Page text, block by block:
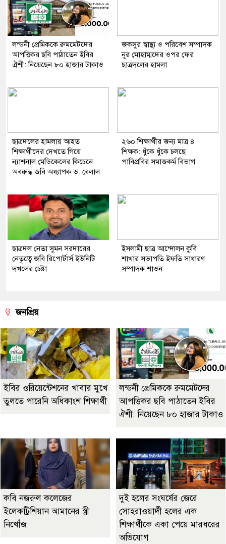
লন্ডনী প্রেমিককে রুমমেটদের
আপত্তিকর ছবি পাঠাতেন ইবির
ঐশী: নিয়েছেন ৮০ হাজার টাকাও
জকসুর স্বাস্থ্য ও পরিবেশ সম্পাদক
নূর মোহাম্মদের ওপর ফের
ছাত্রদলের হামলা
ছাত্রদলের হামলায় আহত
শিক্ষার্থীদের দেখতে গিয়ে
ন্যাশনাল মেডিকেলের কিচেনে
অবরুদ্ধ জবি অধ্যাপক ড. বেলাল
২৬০ শিক্ষার্থীর জন্য মাত্র ৪
শিক্ষক: ধুঁকে ধুঁকে চলছে
পাবিপ্রবির সমাজকর্ম বিভাগ
ছাত্রদল নেতা সুমন সরদারের
নেতৃত্বে জবি রিপোর্টার্স ইউনিটি
দখলের চেষ্টা
ইসলামী ছাত্র আন্দোলন কুবি
শাখার সভাপতি ইফতি সাধারণ
সম্পাদক শাওন
জনপ্রিয়
ইবির ওরিয়েন্টেশনের খাবার মুখে
তুলতে পারেনি অধিকাংশ শিক্ষার্থী
লন্ডনী প্রেমিককে রুমমেটদের
আপত্তিকর ছবি পাঠাতেন ইবির
ঐশী: নিয়েছেন ৮০ হাজার টাকাও
কবি নজরুল কলেজের
ইলেকট্রিশিয়ান আমানের স্ত্রী
নিখোঁজ
দুই হলের সংঘর্ষের জেরে
সোহরাওয়ার্দী হলের এক
শিক্ষার্থীকে একা পেয়ে মারধরের
অভিযোগ